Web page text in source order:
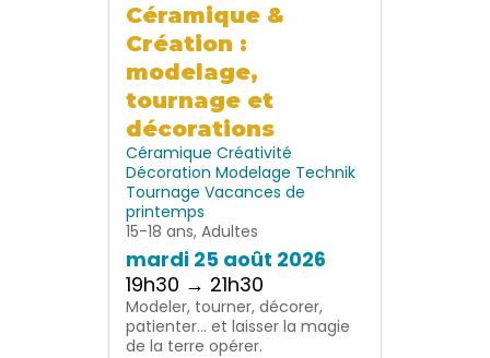
Céramique &
Création :
modelage,
tournage et
décorations
Céramique Créativité
Décoration Modelage Technik
Tournage Vacances de
printemps
15-18 ans, Adultes
mardi 25 août 2026
19h30 → 21h30
Modeler, tourner, décorer,
patienter… et laisser la magie
de la terre opérer.